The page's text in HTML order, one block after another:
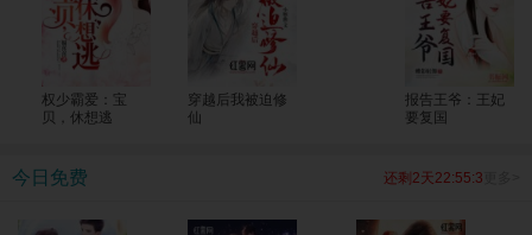
权少霸爱：宝
贝，休想逃
穿越后我被迫修
仙
报告王爷：王妃
要复国
今日免费 还剩2天22:55:2